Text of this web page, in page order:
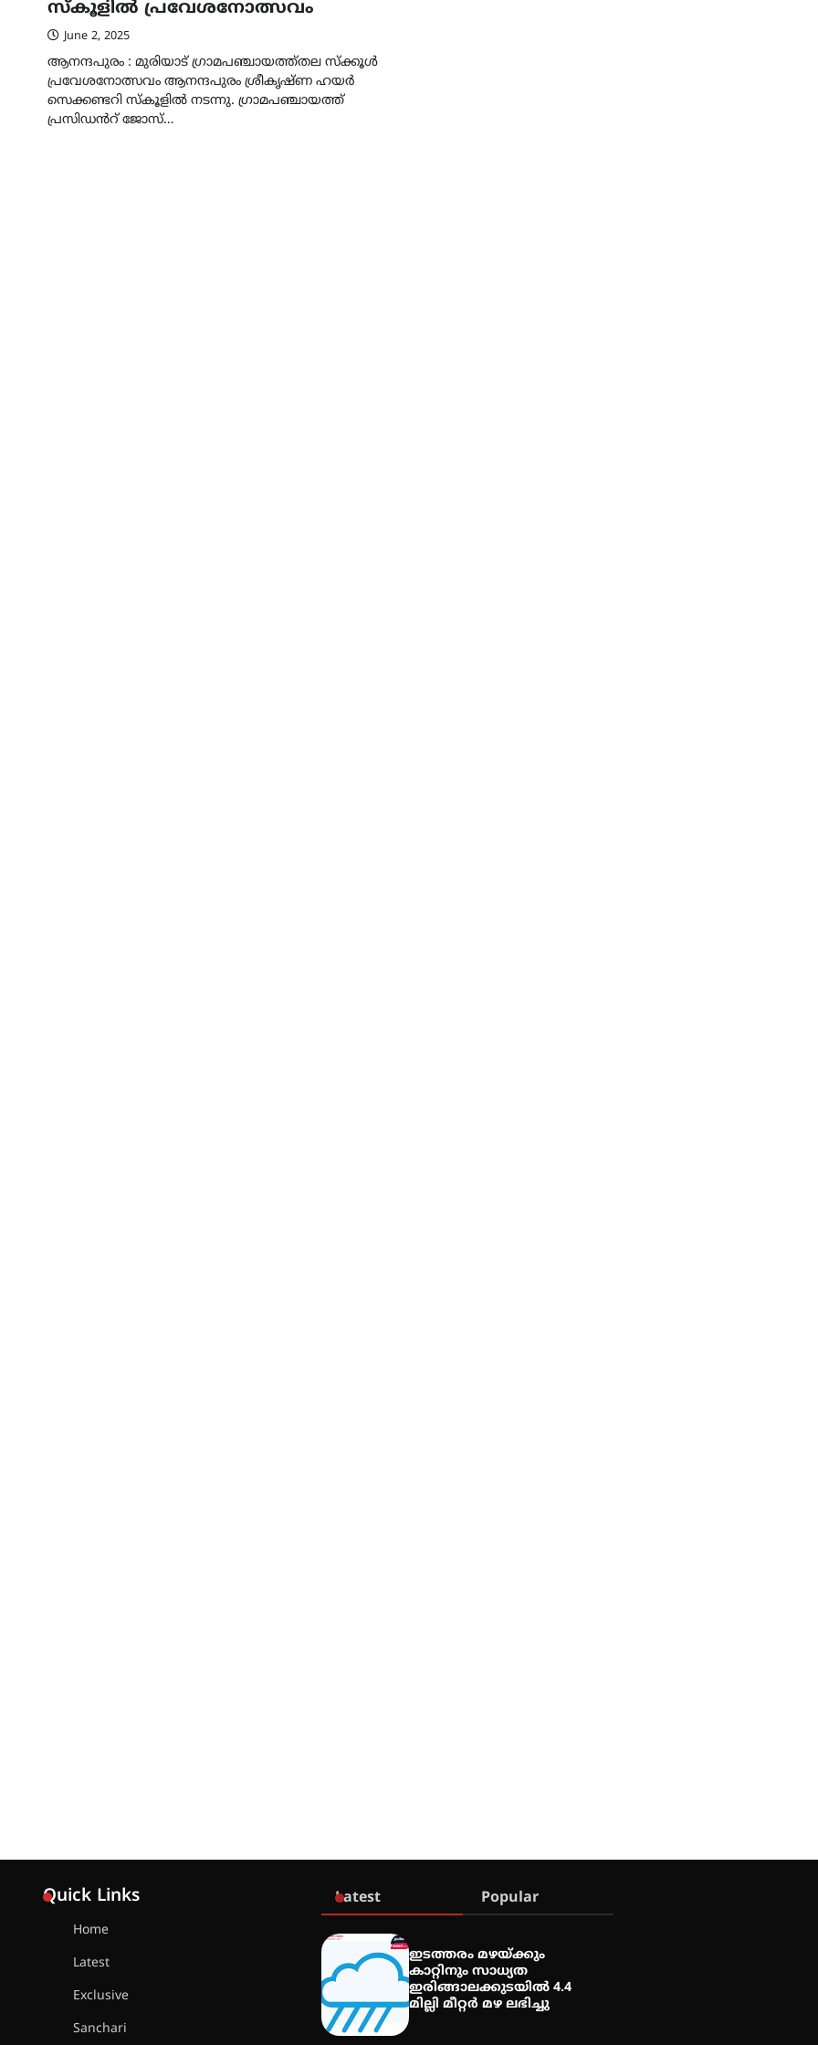
സ്കൂളിൽ പ്രവേശനോത്സവം
June 2, 2025
ആനന്ദപുരം : മുരിയാട് ഗ്രാമപഞ്ചായത്ത്തല സ്ക്കൂൾ
പ്രവേശനോത്സവം ആനന്ദപുരം ശ്രീകൃഷ്ണ ഹയർ
സെക്കണ്ടറി സ്കൂളിൽ നടന്നു. ഗ്രാമപഞ്ചായത്ത്
പ്രസിഡൻറ് ജോസ്…
Quick Links
Home
Latest
Exclusive
Sanchari
Latest Popular
ഇടത്തരം മഴയ്ക്കും
കാറ്റിനും സാധ്യത
ഇരിങ്ങാലക്കുടയിൽ 4.4
മില്ലി മീറ്റർ മഴ ലഭിച്ചു